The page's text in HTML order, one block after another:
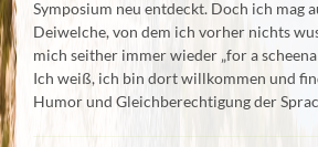
Symposium neu entdeckt. Doch ich mag
Deiwelche, von dem ich vorher nichts
mich seither immer wieder „for a scheena
Ich weiß, ich bin dort willkommen und
Humor und Gleichberechtigung der